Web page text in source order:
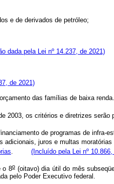
e de derivados de petróleo;
dada pela Lei nº 14.237, de 2021)
de 2021)
orçamento das famílias de baixa
2003, os critérios e diretrizes serão
de programas de infra-
juros e multas
(Incluído pela Lei nº 10.866,
o 8o (oitavo) dia útil do mês
pelo Poder Executivo federal.